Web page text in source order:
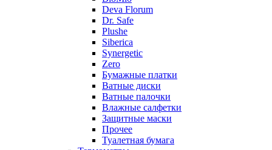
Deva Florum
Dr. Safe
Plushe
Siberica
Synergetic
Zero
Бумажные платки
Ватные диски
Ватные палочки
Влажные салфетки
Защитные маски
Прочее
Туалетная бумага